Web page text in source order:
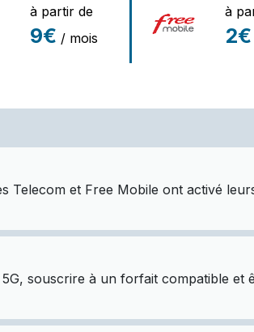
à partir de
9€ / mois
à
2€
Telecom et Free Mobile ont activé
souscrire à un forfait compatible et